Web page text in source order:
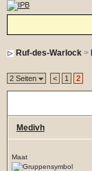
Ruf-des-Warlock>
2 Seiten < 1 2
Medivh
Maat